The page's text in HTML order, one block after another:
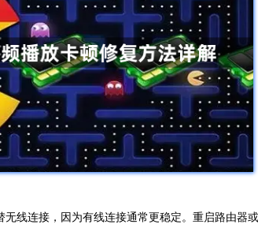
线连接，因为有线连接通常更稳定。重启路由器